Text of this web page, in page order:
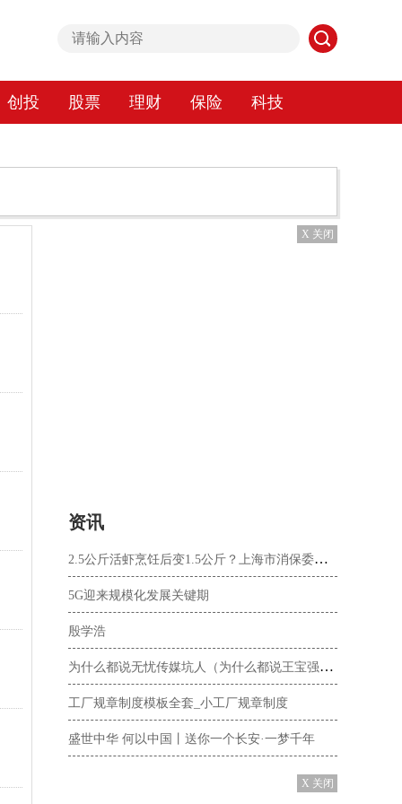
创投 股票 理财 保险 科技
X 关闭
资讯
2.5公斤活虾烹饪后变1.5公斤？上海市消保委实测发现：小龙虾烹饪后损耗量不会超10%
5G迎来规模化发展关键期
殷学浩
为什么都说无忧传媒坑人（为什么都说王宝强丑）
工厂规章制度模板全套_小工厂规章制度
盛世中华 何以中国丨送你一个长安·一梦千年
X 关闭